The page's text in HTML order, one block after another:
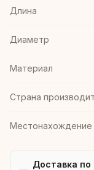
Длина
Диаметр
Материал
Страна
Местонахождение
Доставка по